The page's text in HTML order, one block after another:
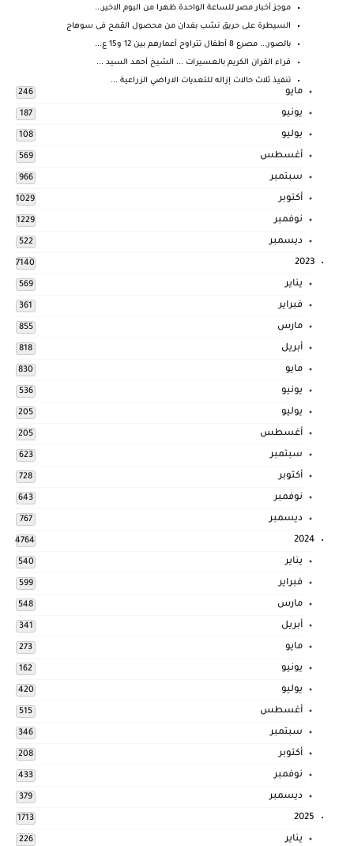
موجز أخبار مصر للساعة الواحدة ظهرا من اليوم الاخير...
السيطرة على حريق نشب بفدان من محصول القمح فى سوهاج
بالصور... مصرع 8 أطفال تتراوح أعمارهم بين 12 و15 ع...
قراء القران الكريم بالعسيرات ... الشيخ أحمد السيد ...
تنفيذ ثلاث حالات إزاله للتعديات الاراضي الزراعية ...
مايو 246
يونيو 187
يوليو 108
أغسطس 569
سبتمبر 966
أكتوبر 1029
نوفمبر 1229
ديسمبر 522
2023
7140
يناير 569
فبراير 361
مارس 855
أبريل 818
مايو 830
يونيو 536
يوليو 205
أغسطس 205
سبتمبر 623
أكتوبر 728
نوفمبر 643
ديسمبر 767
2024
4764
يناير 540
فبراير 599
مارس 548
أبريل 341
مايو 273
يونيو 162
يوليو 420
أغسطس 515
سبتمبر 346
أكتوبر 208
نوفمبر 433
ديسمبر 379
2025
1713
يناير 226